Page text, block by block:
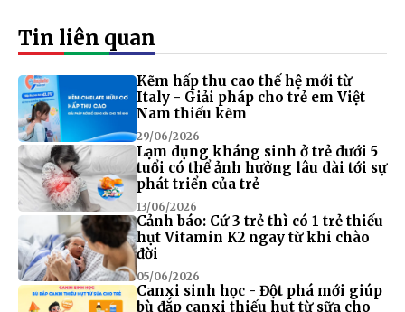
Tin liên quan
Kẽm hấp thu cao thế hệ mới từ
Italy - Giải pháp cho trẻ em Việt
Nam thiếu kẽm
29/06/2026
Lạm dụng kháng sinh ở trẻ dưới 5
tuổi có thể ảnh hưởng lâu dài tới sự
phát triển của trẻ
13/06/2026
Cảnh báo: Cứ 3 trẻ thì có 1 trẻ thiếu
hụt Vitamin K2 ngay từ khi chào
đời
05/06/2026
Canxi sinh học - Đột phá mới giúp
bù đắp canxi thiếu hụt từ sữa cho